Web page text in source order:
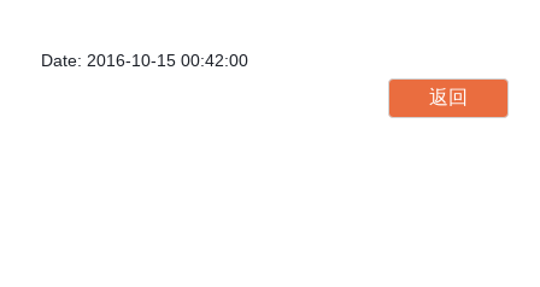
Date: 2016-10-15 00:42:00